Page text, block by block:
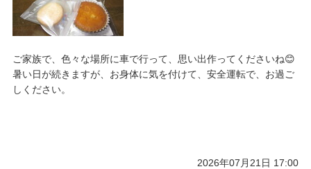
ご家族で、色々な場所に車で行って、思い出作ってくださいね😊
暑い日が続きますが、お身体に気を付けて、安全運転で、お過ご
しください。
2026年07月21日 17:00